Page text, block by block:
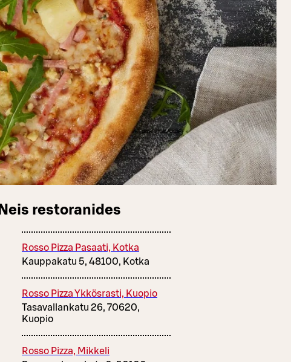
Neis restoranides
Rosso Pizza Pasaati, Kotka
Kauppakatu 5, 48100, Kotka
Rosso Pizza Ykkösrasti, Kuopio
Tasavallankatu 26, 70620,
Kuopio
Rosso Pizza, Mikkeli